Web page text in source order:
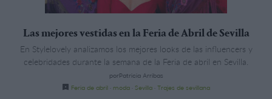
Las mejores vestidas en la Feria de Abril de Sevilla
En Stylelovely analizamos los mejores looks de las influencers y
celebridades durante la semana de la Feria de abril en Sevilla.
porPatricia Arribas
Feria de abril
moda Sevilla Trajes de sevillana